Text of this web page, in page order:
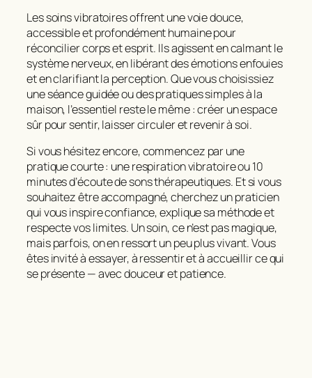
Lessoins vibratoiresoffrent une voie douce,
accessible et profondément humaine pour
réconcilier corps et esprit. Ils agissent en calmant le
système nerveux, en libérant des émotions enfouies
et en clarifiant la perception. Que vous choisissiez
une séance guidée ou des pratiques simples à la
maison, l’essentiel reste le même : créer un espace
sûr pour sentir, laisser circuler et revenir à soi.
Si vous hésitez encore, commencez par une
pratique courte : une respiration vibratoire ou 10
minutes d’écoute de sons thérapeutiques. Et si vous
souhaitez être accompagné, cherchez un praticien
qui vous inspire confiance, explique sa méthode et
respecte vos limites. Un soin, ce n’est pas magique,
mais parfois, on en ressort un peu plus vivant. Vous
êtes invité à essayer, à ressentir et à accueillir ce qui
se présente — avec douceur et patience.